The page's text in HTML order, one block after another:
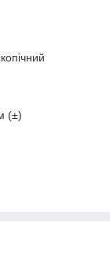
(±)